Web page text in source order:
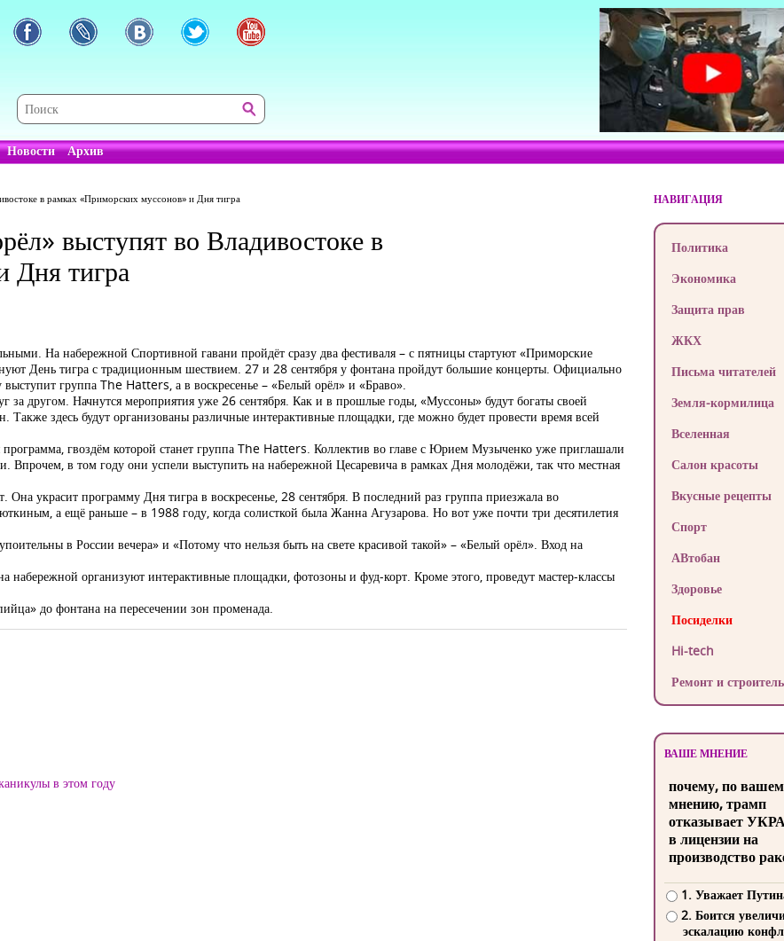
Новости Архив
в рамках «Приморских муссонов» и Дня тигра
выступят во Владивостоке в
Дня тигра
На набережной Спортивной гавани пройдёт сразу два фестиваля – с пятницы стартуют «Приморские
День тигра с традиционным шествием. 27 и 28 сентября у фонтана пройдут большие концерты. Официально
группа The Hatters, а в воскресенье – «Белый орёл» и «Браво».
за другом. Начнутся мероприятия уже 26 сентября. Как и в прошлые годы, «Муссоны» будут богаты своей
Также здесь будут организованы различные интерактивные площадки, где можно будет провести время всей
программа, гвоздём которой станет группа The Hatters. Коллектив во главе с Юрием Музыченко уже приглашали
в том году они успели выступить на набережной Цесаревича в рамках Дня молодёжи, так что местная
украсит программу Дня тигра в воскресенье, 28 сентября. В последний раз группа приезжала во
а ещё раньше – в 1988 году, когда солисткой была Жанна Агузарова. Но вот уже почти три десятилетия
в России вечера» и «Потому что нельзя быть на свете красивой такой» – «Белый орёл». Вход на
организуют интерактивные площадки, фотозоны и фуд-корт. Кроме этого, проведут мастер-классы
до фонтана на пересечении зон променада.
в этом году
НАВИГАЦИЯ
Политика
Экономика
Защита прав
ЖКХ
Письма читателей
Земля-кормилица
Вселенная
Салон красоты
Вкусные рецепты
Спорт
АВтобан
Здоровье
Посиделки
Hi-tech
Ремонт и
ВАШЕ МНЕНИЕ
почему, по
мнению, трамп
отказывает
в лицензии на
производство
1. Уважает
2. Боится
эскалацию